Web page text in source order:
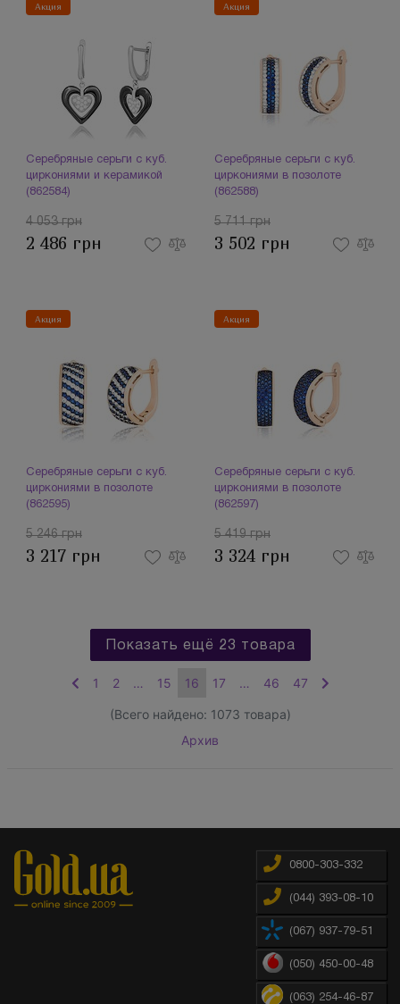
Акция
Серебряные серьги с куб.
циркониями и керамикой
(862584)
4 053 грн
2 486 грн
Акция
Серебряные серьги с куб.
циркониями в позолоте
(862588)
5 711 грн
3 502 грн
Акция
Серебряные серьги с куб.
циркониями в позолоте
(862595)
5 246 грн
3 217 грн
Акция
Серебряные серьги с куб.
циркониями в позолоте
(862597)
5 419 грн
3 324 грн
Показать ещё 23 товара
1 2 … 15 16 17 … 46 47
(Всего найдено: 1073 товара)
Архив
0800-303-332
(044) 393-08-10
(067) 937-79-51
(050) 450-00-48
(063) 254-46-87